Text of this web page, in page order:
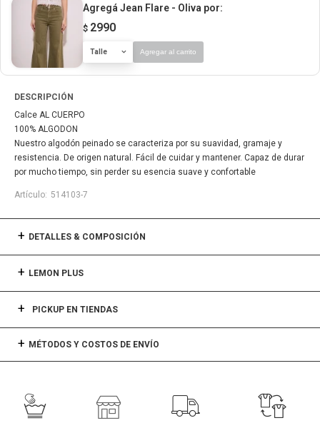
Agregá Jean Flare - Oliva por:
$ 2990
Talle Agregar al carrito
DESCRIPCIÓN
Calce AL CUERPO
100% ALGODON
Nuestro algodón peinado se caracteriza por su suavidad, gramaje y
resistencia. De origen natural. Fácil de cuidar y mantener. Capaz de durar
por mucho tiempo, sin perder su esencia suave y confortable
514103-7
DETALLES & COMPOSICIÓN
LEMON PLUS
PICKUP EN TIENDAS
MÉTODOS Y COSTOS DE ENVÍO